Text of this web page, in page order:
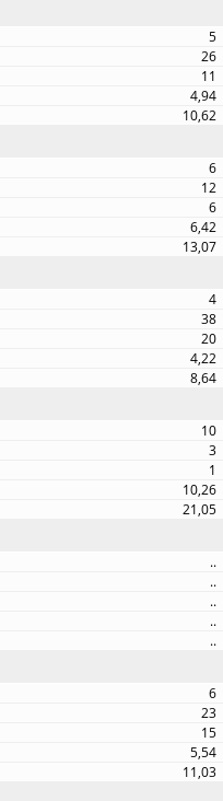
5
26
11
4,94
10,62
6
12
6
6,42
13,07
4
38
20
4,22
8,64
10
3
1
10,26
21,05
..
..
..
..
..
6
23
15
5,54
11,03